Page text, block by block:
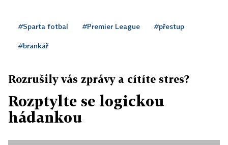
#Sparta fotbal #Premier League #přestup
#brankář
Rozrušily vás zprávy a cítíte stres?
Rozptylte se logickou
hádankou